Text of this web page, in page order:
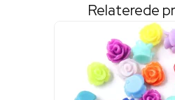
Relaterede